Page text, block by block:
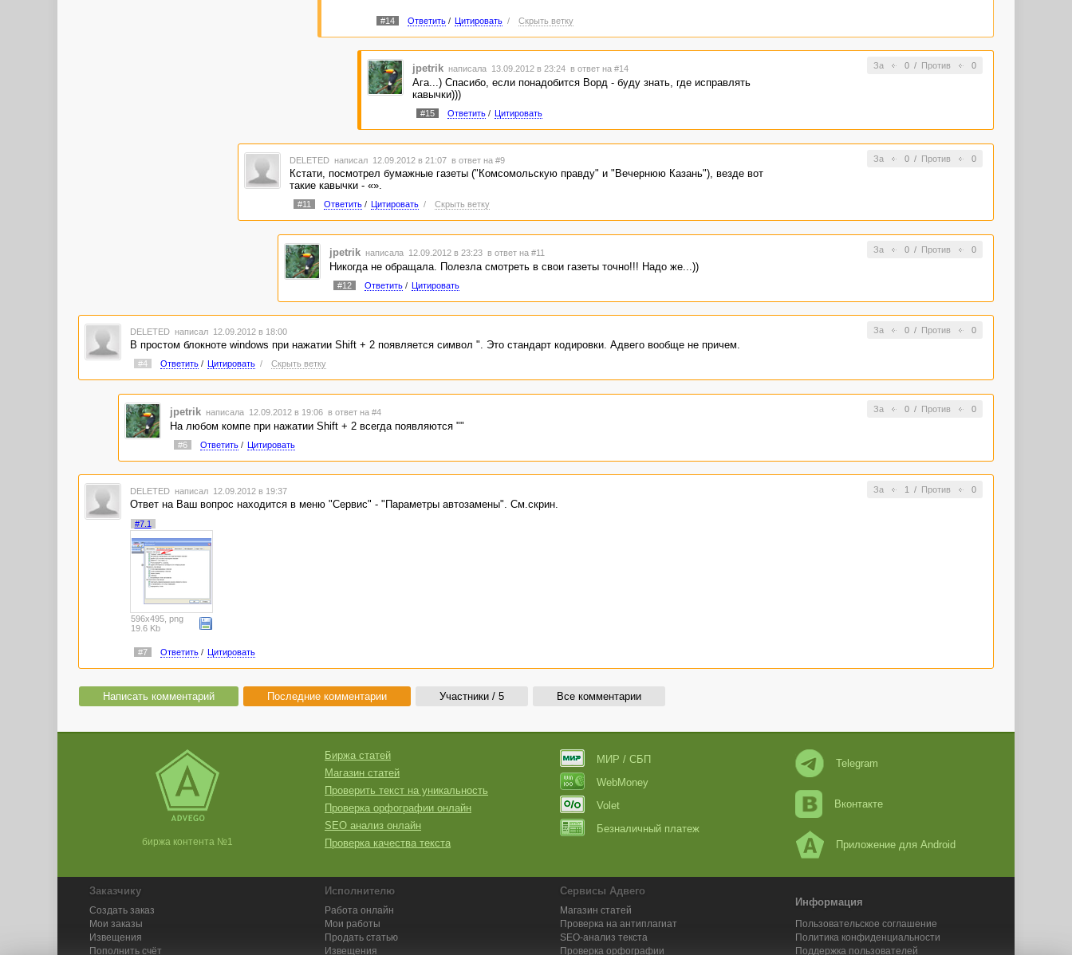
#14 Ответить/ Цитировать / Скрыть ветку
За 0/ Против 0
jpetrik написала 13.09.2012 в 23:24 в ответ на #14
Ага...) Спасибо, если понадобится Ворд - буду знать, где исправлять
кавычки)))
#15 Ответить/ Цитировать
За 0/ Против 0
DELETED написал 12.09.2012 в 21:07 в ответ на #9
Кстати, посмотрел бумажные газеты ("Комсомольскую правду" и "Вечернюю Казань"), везде вот
такие кавычки - «».
#11 Ответить/ Цитировать / Скрыть ветку
За 0/ Против 0
jpetrik написала 12.09.2012 в 23:23 в ответ на #11
Никогда не обращала. Полезла смотреть в свои газеты точно!!! Надо же...))
#12 Ответить/ Цитировать
За 0/ Против 0
DELETED написал 12.09.2012 в 18:00
В простом блокноте windows при нажатии Shift + 2 появляется символ ". Это стандарт кодировки. Адвего вообще не причем.
#4 Ответить/ Цитировать / Скрыть ветку
За 0/ Против 0
jpetrik написала 12.09.2012 в 19:06 в ответ на #4
На любом компе при нажатии Shift + 2 всегда появляются ""
#6 Ответить/ Цитировать
За 1 / Против 0
DELETED написал 12.09.2012 в 19:37
Ответ на Ваш вопрос находится в меню "Сервис" - "Параметры автозамены". См.скрин.
#7.1
596x495, png
19.6 Kb
#7 Ответить/ Цитировать
Написать комментарий Последние комментарии Участники / 5 Все комментарии
биржа контента №1
Биржа статей
Магазин статей
Проверить текст на уникальность
Проверка орфографии онлайн
SEO анализ онлайн
Проверка качества текста
МИР / СБП
WebMoney
Volet
Безналичный платеж
Telegram
Вконтакте
Приложение для Android
Заказчику
Создать заказ
Мои заказы
Извещения
Пополнить счёт
Исполнителю
Работа онлайн
Мои работы
Продать статью
Извещения
Сервисы Адвего
Магазин статей
Проверка на антиплагиат
SEO-анализ текста
Проверка орфографии
Информация
Пользовательское соглашение
Политика конфиденциальности
Поддержка пользователей